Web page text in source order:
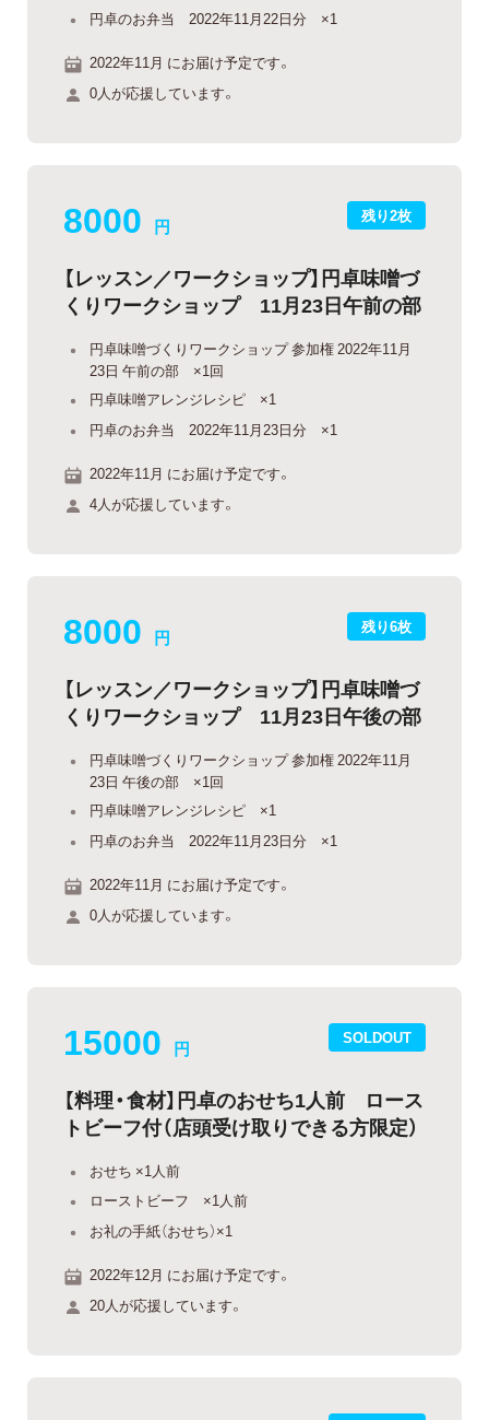
円卓のお弁当 2022年11月22日分 ×1
2022年11月 にお届け予定です。
0人が応援しています。
残り2枚
8000 円
【レッスン／ワークショップ】円卓味噌づ
くりワークショップ 11月23日午前の部
円卓味噌づくりワークショップ 参加権 2022年11月
23日 午前の部 ×1回
円卓味噌アレンジレシピ ×1
円卓のお弁当 2022年11月23日分 ×1
2022年11月 にお届け予定です。
4人が応援しています。
残り6枚
8000 円
【レッスン／ワークショップ】円卓味噌づ
くりワークショップ 11月23日午後の部
円卓味噌づくりワークショップ 参加権 2022年11月
23日 午後の部 ×1回
円卓味噌アレンジレシピ ×1
円卓のお弁当 2022年11月23日分 ×1
2022年11月 にお届け予定です。
0人が応援しています。
SOLDOUT
15000 円
【料理・食材】円卓のおせち1人前 ロース
トビーフ付（店頭受け取りできる方限定）
おせち ×1人前
ローストビーフ ×1人前
お礼の手紙（おせち）×1
2022年12月 にお届け予定です。
20人が応援しています。